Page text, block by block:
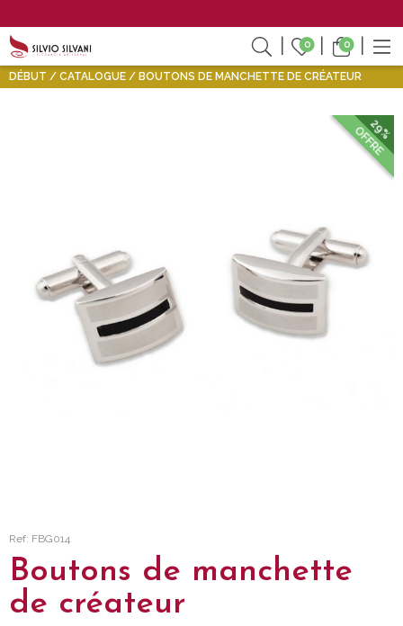
0 0
DÉBUT CATALOGUE BOUTONS DE MANCHETTE DE CRÉATEUR
29%
OFFRE
Ref: FBG014
Boutons de manchette
de créateur